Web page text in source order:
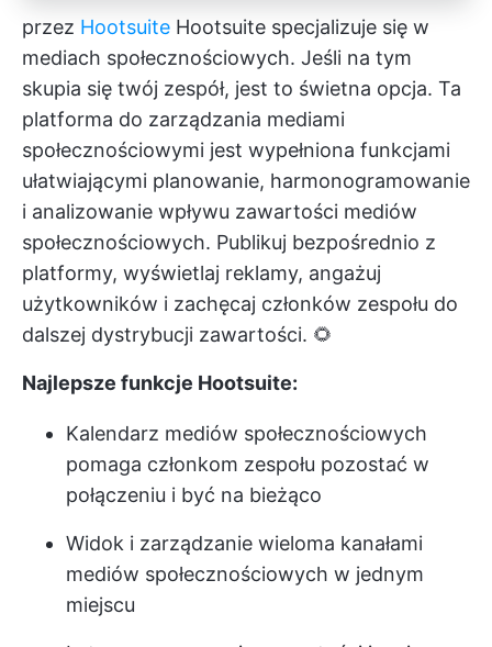
przez Hootsuite Hootsuite specjalizuje się w
mediach społecznościowych. Jeśli na tym
skupia się twój zespół, jest to świetna opcja. Ta
platforma do zarządzania mediami
społecznościowymi jest wypełniona funkcjami
ułatwiającymi planowanie, harmonogramowanie
i analizowanie wpływu zawartości mediów
społecznościowych. Publikuj bezpośrednio z
platformy, wyświetlaj reklamy, angażuj
użytkowników i zachęcaj członków zespołu do
dalszej dystrybucji zawartości. 🌻
Najlepsze funkcje Hootsuite:
Kalendarz mediów społecznościowych
pomaga członkom zespołu pozostać w
połączeniu i być na bieżąco
Widok i zarządzanie wieloma kanałami
mediów społecznościowych w jednym
miejscu